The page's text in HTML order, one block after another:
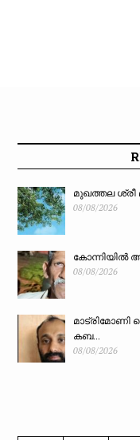
മുഖത്തല ശ്രീ
08/08/2026
കോന്നിയിൽ
08/08/2026
കബ...
08/08/2026